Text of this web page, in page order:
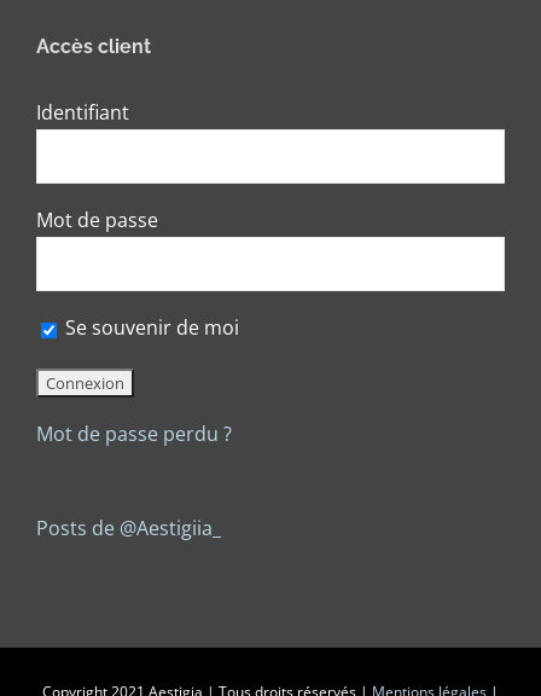
Accès client
Identifiant
Mot de passe
Se souvenir de moi
Mot de passe perdu ?
Posts de @Aestigiia_